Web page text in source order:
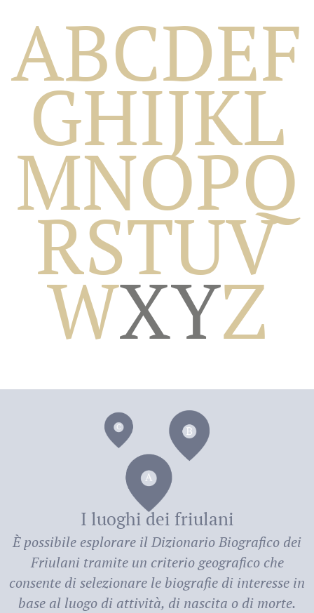
Biografico
dei
ABCDEF
GHIJKL
MNOPQ
RSTUV
WXYZ
I luoghi dei friulani
È possibile esplorare ilDizionario Biografico dei
Friulani tramite un criterio geografico che
consente di selezionare le biografie di interesse in
base al luogo di attività, di nascita o di morte.